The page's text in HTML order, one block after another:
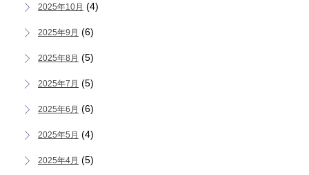
2025年10月 (4)
2025年9月 (6)
2025年8月 (5)
2025年7月 (5)
2025年6月 (6)
2025年5月 (4)
2025年4月 (5)